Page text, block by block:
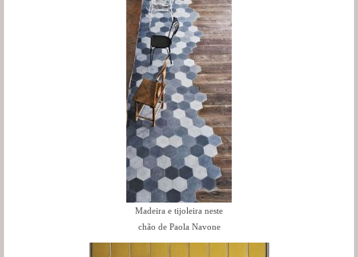
Madeira e tijoleira neste
chão de Paola Navone